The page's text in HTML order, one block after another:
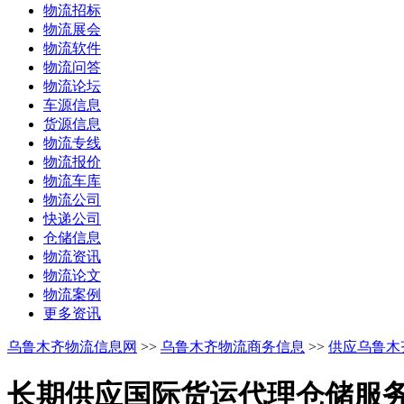
物流招标
物流展会
物流软件
物流问答
物流论坛
车源信息
货源信息
物流专线
物流报价
物流车库
物流公司
快递公司
仓储信息
物流资讯
物流论文
物流案例
更多资讯
乌鲁木齐物流信息网 >> 乌鲁木齐物流商务信息 >> 供应乌鲁木
长期供应国际货运代理仓储服